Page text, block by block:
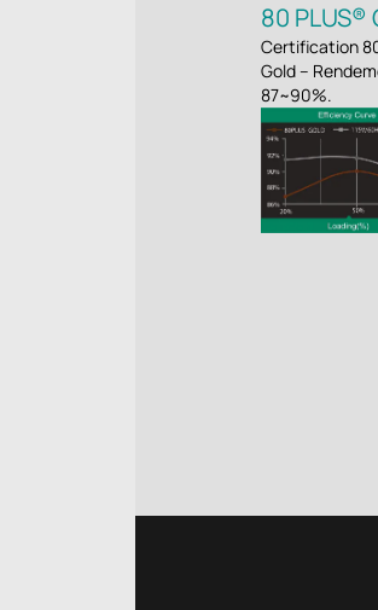
80 PLUS®
Certification
Gold –
87~90%.